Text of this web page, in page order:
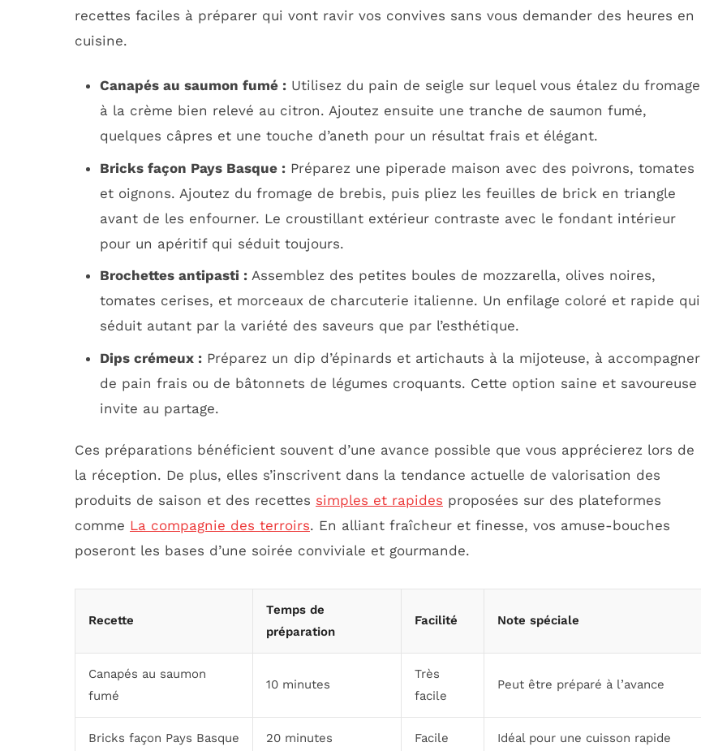
recettes faciles à préparer qui vont ravir vos convives sans vous demander des heures en
cuisine.
Canapés au saumon fumé :Utilisez du pain de seigle sur lequel vous étalez du fromage
à la crème bien relevé au citron. Ajoutez ensuite une tranche de saumon fumé,
quelques câpres et une touche d’aneth pour un résultat frais et élégant.
Bricks façon Pays Basque :Préparez une piperade maison avec des poivrons, tomates
et oignons. Ajoutez du fromage de brebis, puis pliez les feuilles de brick en triangle
avant de les enfourner. Le croustillant extérieur contraste avec le fondant intérieur
pour un apéritif qui séduit toujours.
Brochettes antipasti :Assemblez des petites boules de mozzarella, olives noires,
tomates cerises, et morceaux de charcuterie italienne. Un enfilage coloré et rapide qui
séduit autant par la variété des saveurs que par l’esthétique.
Dips crémeux :Préparez un dip d’épinards et artichauts à la mijoteuse, à accompagner
de pain frais ou de bâtonnets de légumes croquants. Cette option saine et savoureuse
invite au partage.
Ces préparations bénéficient souvent d’une avance possible que vous apprécierez lors de
la réception. De plus, elles s’inscrivent dans la tendance actuelle de valorisation des
produits de saison et des recettes simples et rapides proposées sur des plateformes
comme La compagnie des terroirs. En alliant fraîcheur et finesse, vos amuse-bouches
poseront les bases d’une soirée conviviale et gourmande.
Recette
Temps de
préparation
Facilité Note spéciale
Canapés au saumon
fumé
10 minutes
Très
facile
Peut être préparé à l’avance
Bricks façon Pays Basque 20 minutes Facile Idéal pour une cuisson rapide